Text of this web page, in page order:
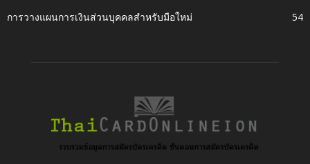
การวางแผนการเงินส่วนบุคคลสำหรับมือใหม่
54